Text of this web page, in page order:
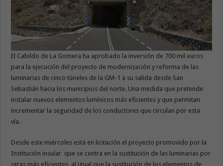
El Cabildo de La Gomera ha aprobado la inversión de 700 mil euros
para la ejecución del proyecto de modernización y reforma de las
luminarias de cinco túneles de la GM-1 a su salida desde San
Sebastián hacia los municipios del norte. Una medida que pretende
instalar nuevos elementos lumínicos más eficientes y que permitan
incrementar la seguridad de los conductores que circulan por esta
vía.
Desde este miércoles está en licitación el proyecto promovido por la
Institución insular que se centra en la sustitución de las luminarias por
otras más eficientes, al igual que la sustitución de los elementos de